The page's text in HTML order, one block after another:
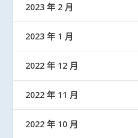
2023 年 2 月
2023 年 1 月
2022 年 12 月
2022 年 11 月
2022 年 10 月